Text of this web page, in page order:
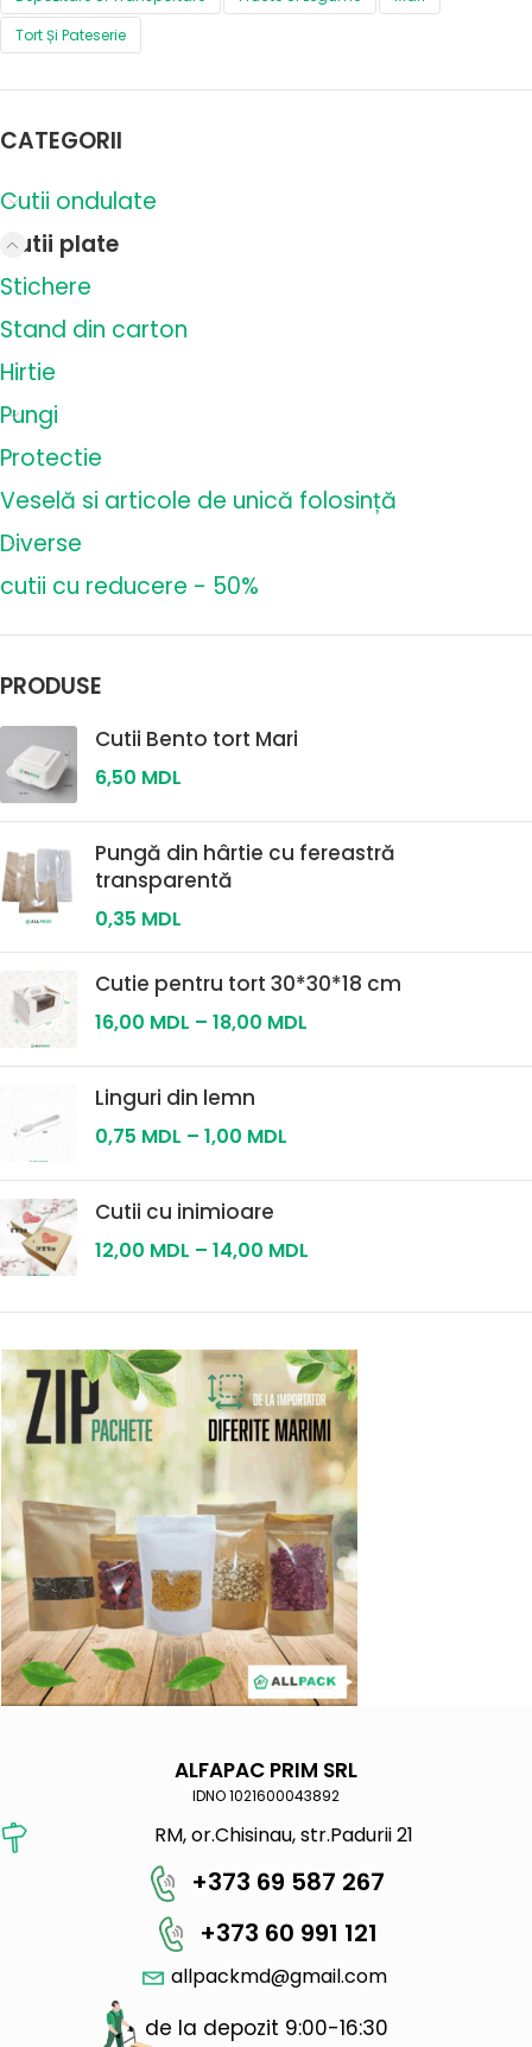
Tort Și Pateserie
CATEGORII
Cutii ondulate
Cutii plate
Stichere
Stand din carton
Hirtie
Pungi
Protectie
Veselă si articole de unică folosință
Diverse
cutii cu reducere - 50%
PRODUSE
Cutii Bento tort Mari
6,50 MDL
Pungă din hârtie cu fereastră
transparentă
0,35 MDL
Cutie pentru tort 30*30*18 cm
16,00 MDL – 18,00 MDL
Linguri din lemn
0,75 MDL – 1,00 MDL
Cutii cu inimioare
12,00 MDL – 14,00 MDL
ALFAPAC PRIM SRL
IDNO 1021600043892
RM, or.Chisinau, str.Padurii 21
+373 69 587 267
+373 60 991 121
allpackmd@gmail.com
de la depozit 9:00-16:30